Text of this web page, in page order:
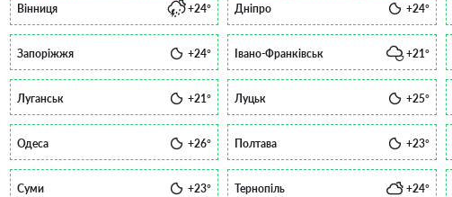
Вінниця +24° Дніпро +24°
Запоріжжя +24° Івано-Франківськ +21°
Луганськ +21° Луцьк +25°
Одеса +26° Полтава +23°
Суми +23° Тернопіль +24°